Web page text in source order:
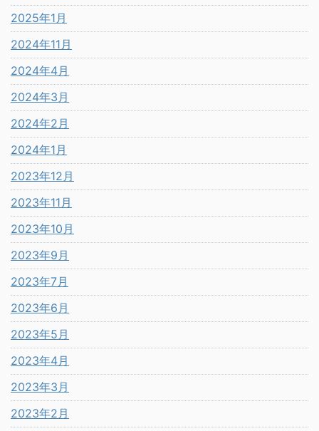
2025年1月
2024年11月
2024年4月
2024年3月
2024年2月
2024年1月
2023年12月
2023年11月
2023年10月
2023年9月
2023年7月
2023年6月
2023年5月
2023年4月
2023年3月
2023年2月